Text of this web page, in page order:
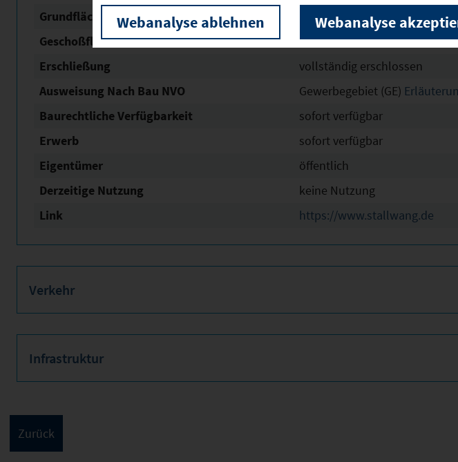
Grundflächen­zahl (GRZ)
Geschoßflächen­zahl (GFZ)
1
Erschließung
vollständig erschlossen
Ausweisung Nach Bau NVO
Gewerbegebiet (GE)
Baurechtliche Verfügbarkeit
sofort verfügbar
Erwerb
sofort verfügbar
Eigentümer
öffentlich
Derzeitige Nutzung
keine Nutzung
Link
https://www.stallwang.de
Verkehr
Infrastruktur
Webanalyse ablehnen Webanalyse